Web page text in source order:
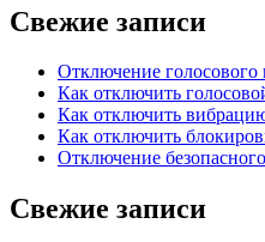
Свежие записи
Отключение
Как отключить
Как отключить
Как отключить
Отключение
Свежие записи